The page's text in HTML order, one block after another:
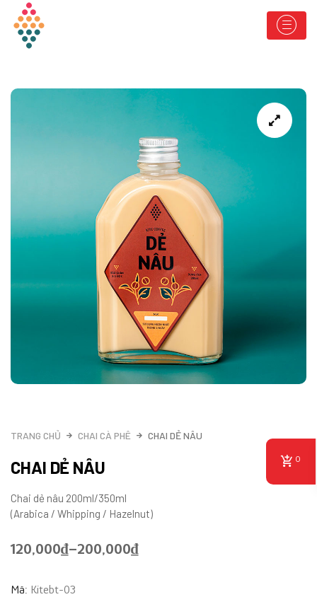
TRANG CHỦ CHAI CÀ PHÊ CHAI DẺ NÂU
CHAI DẺ NÂU
Chai dẻ nâu 200ml/350ml
(Arabica / Whipping / Hazelnut)
120,000₫–200,000₫
Mã: Kitebt-03
0